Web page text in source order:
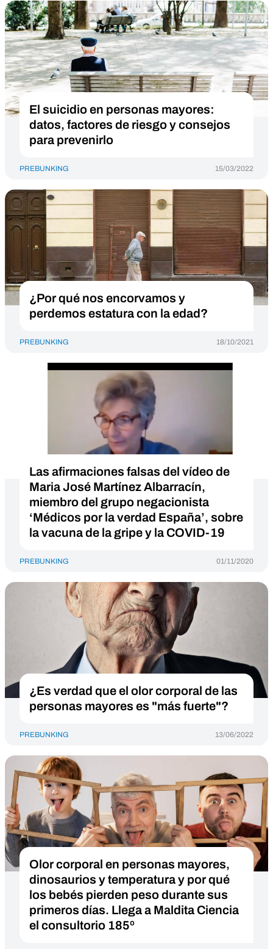
El suicidio en personas mayores:
datos, factores de riesgo y consejos
para prevenirlo
PREBUNKING 15/03/2022
¿Por qué nos encorvamos y
perdemos estatura con la edad?
PREBUNKING 18/10/2021
Las afirmaciones falsas del vídeo de
Maria José Martínez Albarracín,
miembro del grupo negacionista
‘Médicos por la verdad España’, sobre
la vacuna de la gripe y la COVID-19
PREBUNKING 01/11/2020
¿Es verdad que el olor corporal de las
personas mayores es "más fuerte"?
PREBUNKING 13/06/2022
Olor corporal en personas mayores,
dinosaurios y temperatura y por qué
los bebés pierden peso durante sus
primeros días. Llega a Maldita Ciencia
el consultorio 185º